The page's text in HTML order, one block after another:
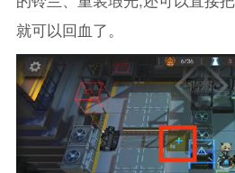
就可以回血了。